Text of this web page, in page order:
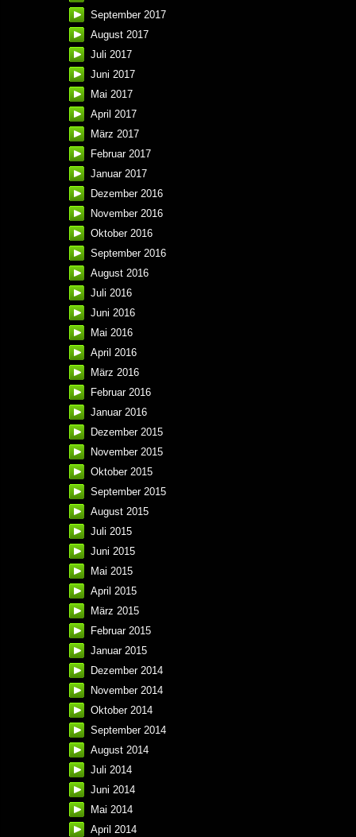
September 2017
August 2017
Juli 2017
Juni 2017
Mai 2017
April 2017
März 2017
Februar 2017
Januar 2017
Dezember 2016
November 2016
Oktober 2016
September 2016
August 2016
Juli 2016
Juni 2016
Mai 2016
April 2016
März 2016
Februar 2016
Januar 2016
Dezember 2015
November 2015
Oktober 2015
September 2015
August 2015
Juli 2015
Juni 2015
Mai 2015
April 2015
März 2015
Februar 2015
Januar 2015
Dezember 2014
November 2014
Oktober 2014
September 2014
August 2014
Juli 2014
Juni 2014
Mai 2014
April 2014